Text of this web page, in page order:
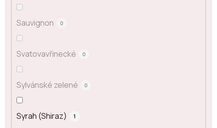
Sauvignon 0
Svatovavřinecké 0
Sylvánské zelené 0
Syrah (Shiraz) 1